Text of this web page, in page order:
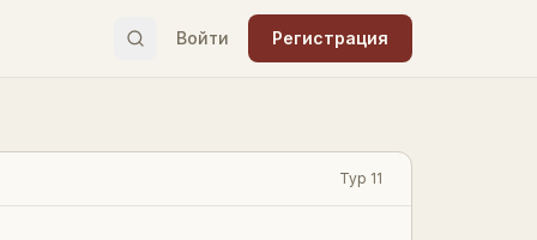
Войти Регистрация
Тур 11